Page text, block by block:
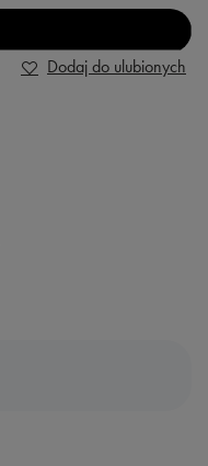
Dodaj do ulubionych